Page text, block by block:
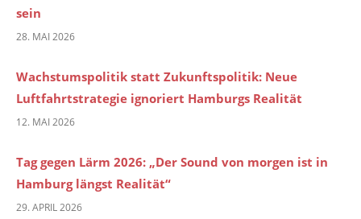
sein
28. MAI 2026
Wachstumspolitik statt Zukunftspolitik: Neue
Luftfahrtstrategie ignoriert Hamburgs Realität
12. MAI 2026
Tag gegen Lärm 2026: „Der Sound von morgen ist in
Hamburg längst Realität“
29. APRIL 2026